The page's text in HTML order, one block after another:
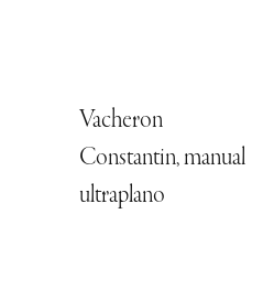
Vacheron
Constantin, manual
ultraplano